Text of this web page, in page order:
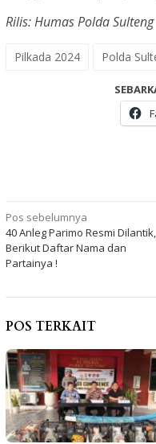
Rilis: Humas Polda Sulteng
Pilkada 2024 Polda
Navigasi
pos
Pos sebelumnya
40 Anleg Parimo Resmi Dilantik,
Berikut Daftar Nama dan
Partainya !
POS TERKAIT